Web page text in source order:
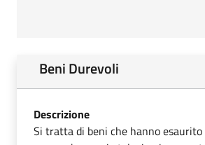
Beni Durevoli
Descrizione
Si tratta di beni che hanno